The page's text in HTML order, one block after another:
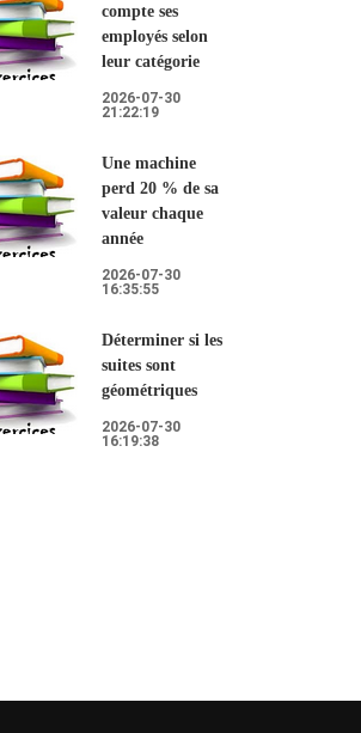
compte ses
employés selon
leur catégorie
2026-07-30
21:22:19
Une machine
perd 20 % de sa
valeur chaque
année
2026-07-30
16:35:55
Déterminer si les
suites sont
géométriques
2026-07-30
16:19:38